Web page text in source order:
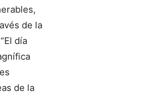
de la
día
de la